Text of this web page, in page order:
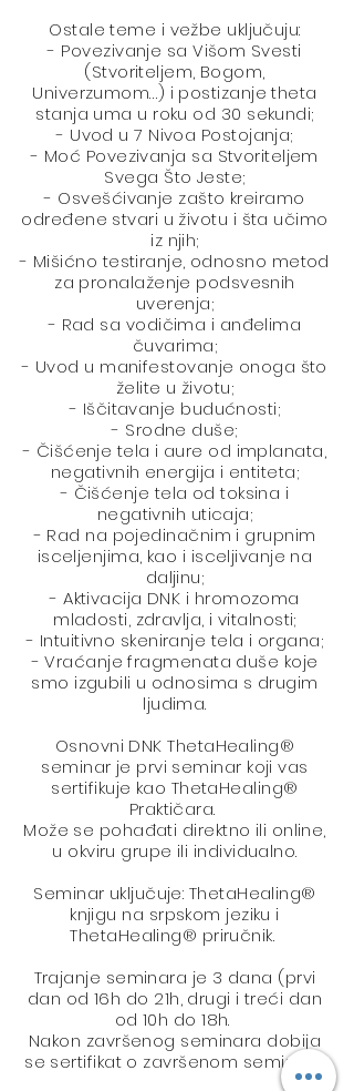
Ostale teme i vežbe uključuju:
- Povezivanje sa Višom Svesti
(Stvoriteljem, Bogom,
Univerzumom…) i postizanje theta
stanja uma u roku od 30 sekundi;
- Uvod u 7 Nivoa Postojanja;
- Moć Povezivanja sa Stvoriteljem
Svega Što Jeste;
- Osvešćivanje zašto kreiramo
određene stvari u životu i šta učimo
iz njih;
- Mišićno testiranje, odnosno metod
za pronalaženje podsvesnih
uverenja;
- Rad sa vodičima i anđelima
čuvarima;
- Uvod u manifestovanje onoga što
želite u životu;
- Iščitavanje budućnosti;
- Srodne duše;
- Čišćenje tela i aure od implanata,
negativnih energija i entiteta;
- Čišćenje tela od toksina i
negativnih uticaja;
- Rad na pojedinačnim i grupnim
isceljenjima, kao i isceljivanje na
daljinu;
- Aktivacija DNK i hromozoma
mladosti, zdravlja, i vitalnosti;
- Intuitivno skeniranje tela i organa;
- Vraćanje fragmenata duše koje
smo izgubili u odnosima s drugim
ljudima.
Osnovni DNK ThetaHealing®
seminar je prvi seminar koji vas
sertifikuje kao ThetaHealing®
Praktičara.
Može se pohađati direktno ili online,
u okviru grupe ili individualno.
Seminar uključuje: ThetaHealing®
knjigu na srpskom jeziku i
ThetaHealing® priručnik.
Trajanje seminara je 3 dana (prvi
dan od 16h do 21h, drugi i treći dan
od 10h do 18h.
Nakon završenog seminara dobija
se sertifikat o završenom seminaru.